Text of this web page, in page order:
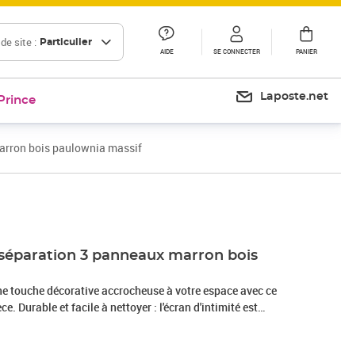
site : Particulier
AIDE SE CONNECTER PANIER
Laposte.net
bois paulownia massif
3 panneaux marron bois
touche décorative accrocheuse à votre espace avec ce
Durable et facile à nettoyer : l'écran d'intimité est
nature, ce qui le rend facile à nettoyer et